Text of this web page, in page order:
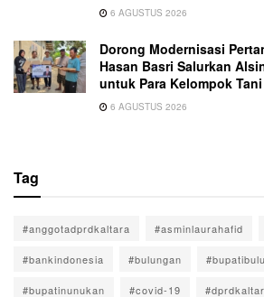
6 AGUSTUS 2026
Dorong Modernisasi
Hasan Basri Salurkan
untuk Para Kelompok
6 AGUSTUS 2026
Tag
#anggotadprdkaltara #asminlaurahafid
#bankindonesia #bulungan
#bupatinunukan #covid-19